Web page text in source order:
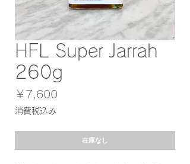
HFL Super Jarrah
260g
￥7,600
消費税込み
在庫なし